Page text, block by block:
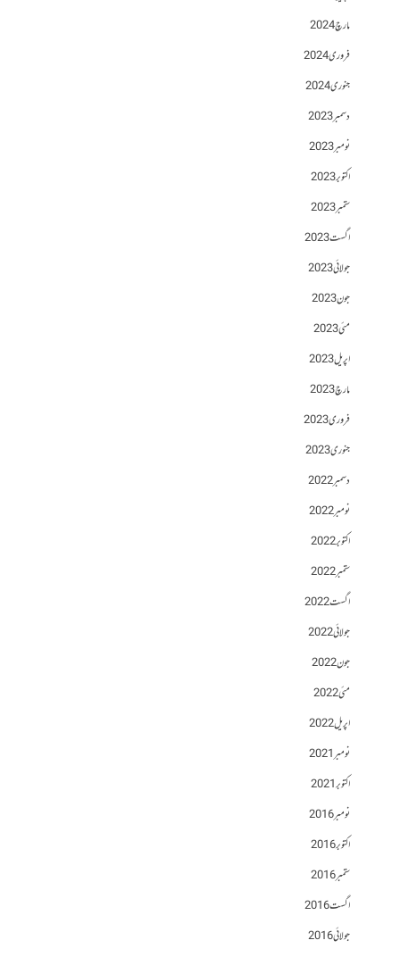
مارچ 2024
فروری 2024
جنوری 2024
دسمبر 2023
نومبر 2023
اکتوبر 2023
ستمبر 2023
اگست 2023
جولائی 2023
جون 2023
مئی 2023
اپریل 2023
مارچ 2023
فروری 2023
جنوری 2023
دسمبر 2022
نومبر 2022
اکتوبر 2022
ستمبر 2022
اگست 2022
جولائی 2022
جون 2022
مئی 2022
اپریل 2022
نومبر 2021
اکتوبر 2021
نومبر 2016
اکتوبر 2016
ستمبر 2016
اگست 2016
جولائی 2016